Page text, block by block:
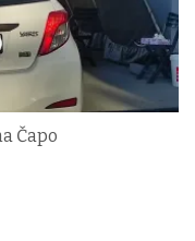
Čapo